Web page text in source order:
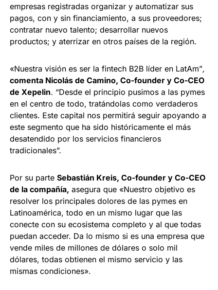
empresas registradas organizar y automatizar sus
pagos, con y sin financiamiento, a sus proveedores;
contratar nuevo talento; desarrollar nuevos
productos; y aterrizar en otros países de la región.
«Nuestra visión es ser la fintech B2B líder en LatAm”,
comenta Nicolás de Camino, Co-founder y Co-CEO
de Xepelin. “Desde el principio pusimos a las pymes
en el centro de todo, tratándolas como verdaderos
clientes. Este capital nos permitirá seguir apoyando a
este segmento que ha sido históricamente el más
desatendido por los servicios financieros
tradicionales”.
Por su parte Sebastián Kreis, Co-founder y Co-CEO
de la compañía, asegura que «Nuestro objetivo es
resolver los principales dolores de las pymes en
Latinoamérica, todo en un mismo lugar que las
conecte con su ecosistema completo y al que todas
puedan acceder. Da lo mismo si es una empresa que
vende miles de millones de dólares o solo mil
dólares, todas obtienen el mismo servicio y las
mismas condiciones».